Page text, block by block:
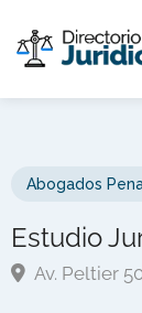
Abogados
Estudio
Av. Peltier